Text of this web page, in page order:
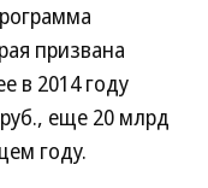
призвана
в 2014 году
еще 20 млрд
году.